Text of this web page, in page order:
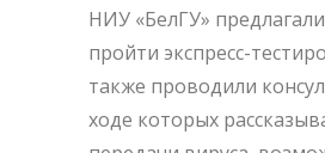
НИУ «БелГУ»
пройти экспресс-
также проводили
ходе которых